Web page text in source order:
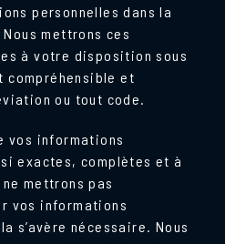
personnelles dans la
mettrons ces
à votre disposition sous
compréhensible et
ou tout code.
vos informations
exactes, complètes et à
mettrons pas
vos informations
s’avère nécessaire. Nous